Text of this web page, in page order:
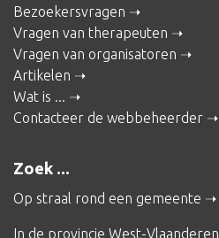
Bezoekersvragen
Vragen van therapeuten
Vragen van organisatoren
Artikelen
Wat is ...
Contacteer de webbeheerder
Zoek ...
Op straal rond een gemeente
In de provincie West-Vlaanderen